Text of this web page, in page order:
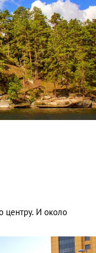
центру. И около